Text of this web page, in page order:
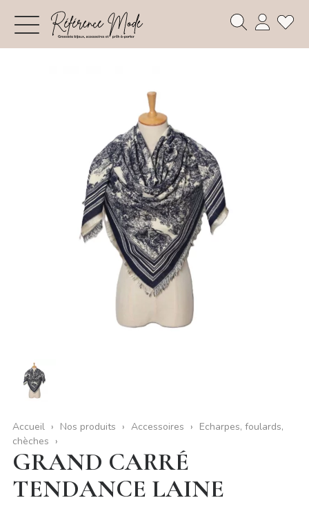
Accueil Nos produits Accessoires
Echarpes, foulards,
chèches
GRAND CARRÉ
TENDANCE LAINE